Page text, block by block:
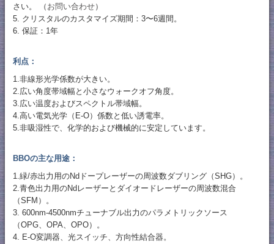
さい。 （ お問い合わせ）
5. クリスタルのカスタマイズ期間：3〜6週間。
6. 保証：1年
利点：
1.非線形光学係数が大きい。
2.広い角度帯域幅と小さなウォークオフ角度。
3.広い温度およびスペクトル帯域幅。
4.高い電気光学（E-O）係数と低い誘電率。
5.非吸湿性で、化学的および機械的に安定しています。
BBOの主な用途：
1.緑/赤出力用のNdドープレーザーの周波数ダブリング（SHG）。
2.青色出力用のNdレーザーとダイオードレーザーの周波数混合
（SFM）。
3. 600nm-4500nmチューナブル出力のパラメトリックソース
（OPG、OPA、OPO）。
4. E-O変調器、光スイッチ、方向性結合器。